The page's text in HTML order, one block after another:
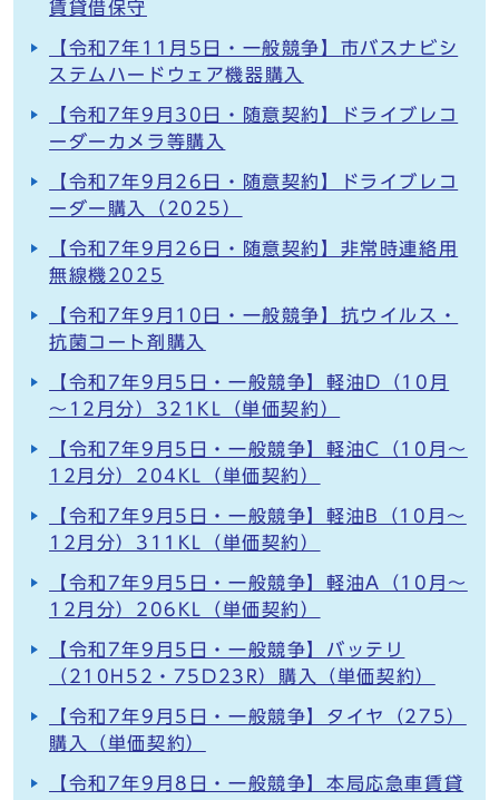
賃貸借保守
【令和7年11月5日・一般競争】市バスナビシ
ステムハードウェア機器購入
【令和7年9月30日・随意契約】ドライブレコ
ーダーカメラ等購入
【令和7年9月26日・随意契約】ドライブレコ
ーダー購入（2025）
【令和7年9月26日・随意契約】非常時連絡用
無線機2025
【令和7年9月10日・一般競争】抗ウイルス・
抗菌コート剤購入
【令和7年9月5日・一般競争】軽油D（10月
～12月分）321KL（単価契約）
【令和7年9月5日・一般競争】軽油C（10月～
12月分）204KL（単価契約）
【令和7年9月5日・一般競争】軽油B（10月～
12月分）311KL（単価契約）
【令和7年9月5日・一般競争】軽油A（10月～
12月分）206KL（単価契約）
【令和7年9月5日・一般競争】バッテリ
（210H52・75D23R）購入（単価契約）
【令和7年9月5日・一般競争】タイヤ（275）
購入（単価契約）
【令和7年9月8日・一般競争】本局応急車賃貸